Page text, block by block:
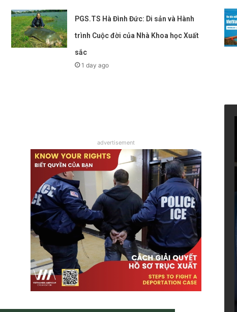
PGS.TS Hà Đình Đức: Di sản và Hành
trình Cuộc đời của Nhà Khoa học Xuất
sắc
1 day ago
advertisement